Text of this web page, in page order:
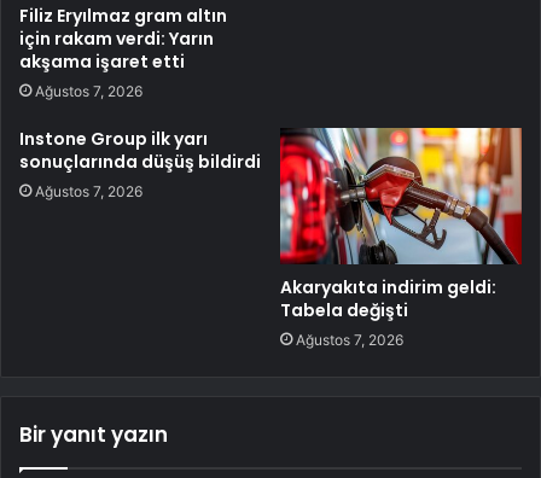
Filiz Eryılmaz gram altın
için rakam verdi: Yarın
akşama işaret etti
Ağustos 7, 2026
Instone Group ilk yarı
sonuçlarında düşüş bildirdi
Ağustos 7, 2026
Akaryakıta indirim geldi:
Tabela değişti
Ağustos 7, 2026
Bir yanıt yazın